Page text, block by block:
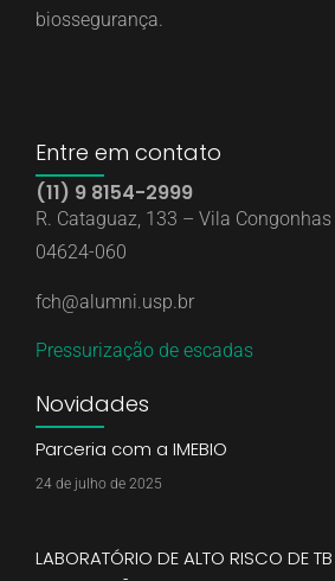
biossegurança.
Entre em contato
(11) 9 8154-2999
R. Cataguaz, 133 – Vila
04624-060
fch@alumni.usp.br
Pressurização de escadas
Novidades
Parceria com a IMEBIO
24 de julho de 2025
LABORATÓRIO DE ALTO RISCO DE